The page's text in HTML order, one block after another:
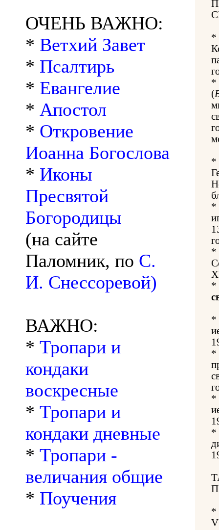
ОЧЕНЬ ВАЖНО:
* Ветхий Завет
* Псалтирь
* Евангелие
* Апостол
* Откровение
Иоанна Богослова
* Иконы
Пресвятой
Богородицы
(на сайте
Паломник, по С.
И. Снессоревой)
ВАЖНО:
* Тропари и
кондаки
воскресные
* Тропари и
кондаки дневные
* Тропари -
величания общие
* Поучения
*
*
(
*
*
*
*
*
*
*
*
*